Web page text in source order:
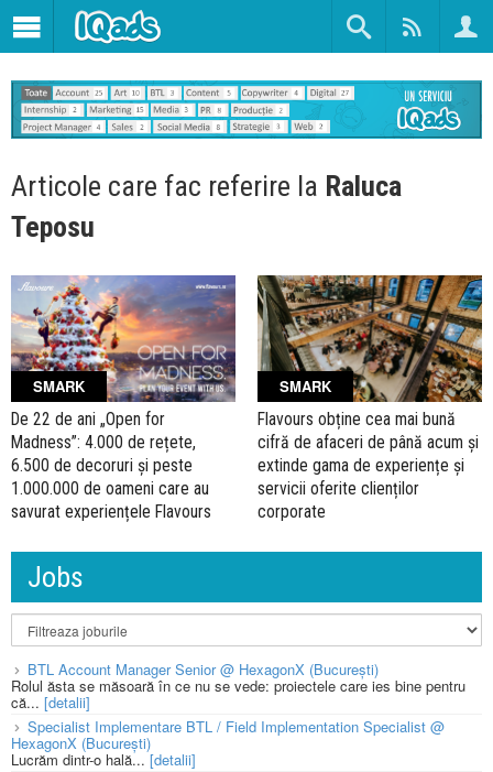
Articole care fac referire la Raluca
Teposu
SMARK
De 22 de ani „Open for
Madness”: 4.000 de rețete,
6.500 de decoruri și peste
1.000.000 de oameni care au
savurat experiențele Flavours
SMARK
Flavours obține cea mai bună
cifră de afaceri de până acum și
extinde gama de experiențe și
servicii oferite clienților
corporate
Jobs
BTL Account Manager Senior @ HexagonX (București)
Rolul ăsta se măsoară în ce nu se vede: proiectele care ies bine pentru
că... [detalii]
Specialist Implementare BTL / Field Implementation Specialist @
HexagonX (București)
Lucrăm dintr-o hală...[detalii]